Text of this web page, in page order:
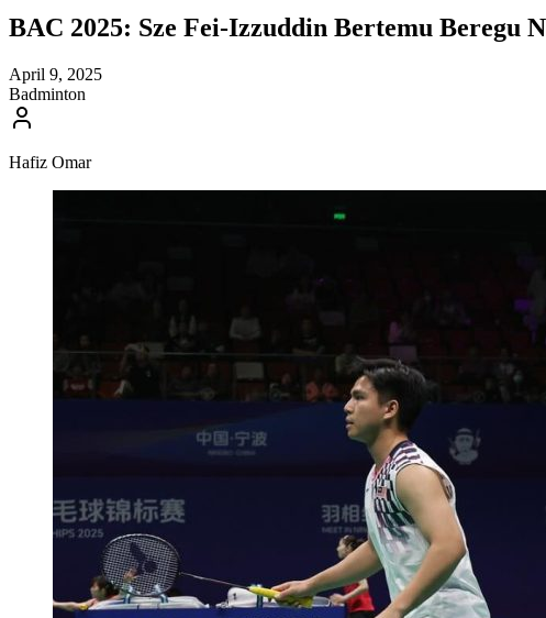
BAC 2025: Sze Fei-Izzuddin Bertemu Beregu
April 9, 2025
Badminton
Hafiz Omar